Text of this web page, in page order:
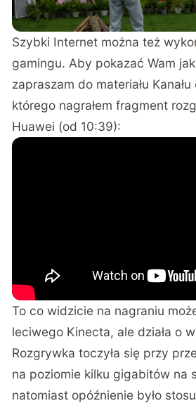
Szybki Internet można też
gamingu. Aby pokazać Wam
zapraszam do materiału
którego nagrałem fragment
Huawei (od 10:39):
To co widzicie na nagraniu
leciwego Kinecta, ale działa o
Rozgrywka toczyła się przy
na poziomie kilku gigabitów na
natomiast opóźnienie było